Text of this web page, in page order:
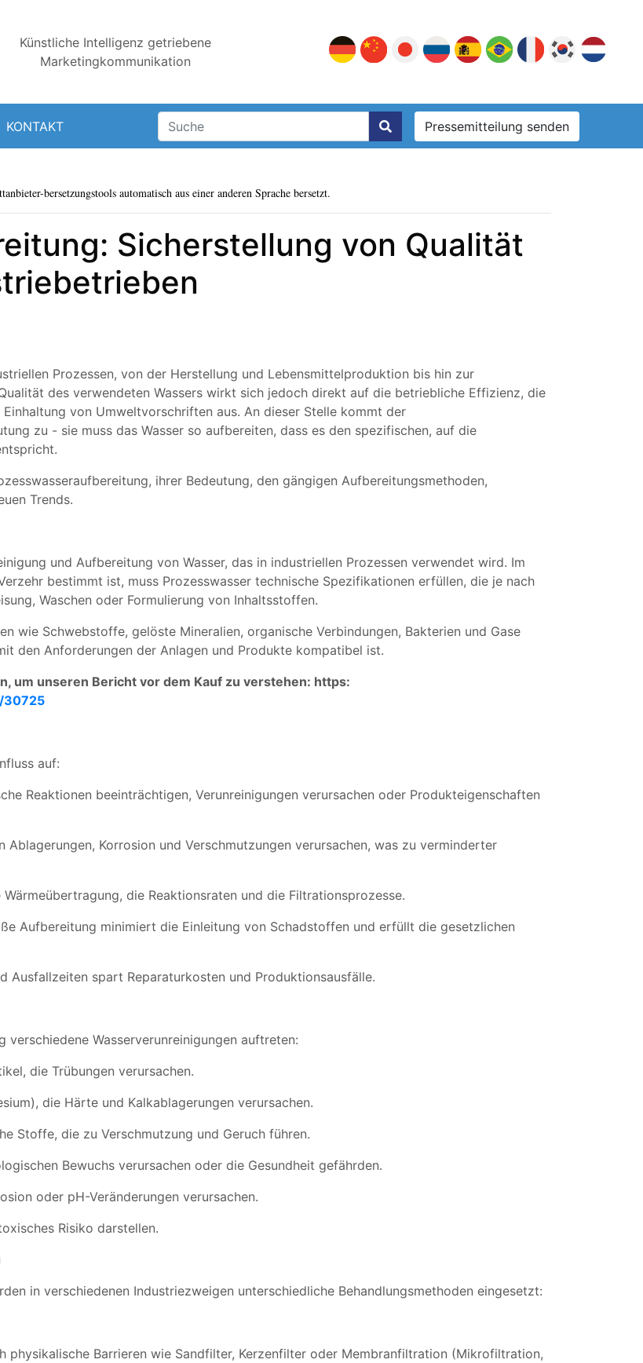
Künstliche Intelligenz getriebene
Marketingkommunikation
KONTAKT Pressemitteilung senden
bersetzungstools automatisch aus einer anderen Sprache bersetzt.
Sicherstellung von Qualität
Prozessen, von der Herstellung und Lebensmittelproduktion bis hin zur
des verwendeten Wassers wirkt sich jedoch direkt auf die betriebliche Effizienz, die
von Umweltvorschriften aus. An dieser Stelle kommt der
zu - sie muss das Wasser so aufbereiten, dass es den spezifischen, auf die
ihrer Bedeutung, den gängigen Aufbereitungsmethoden,
Trends.
und Aufbereitung von Wasser, das in industriellen Prozessen verwendet wird. Im
bestimmt ist, muss Prozesswasser technische Spezifikationen erfüllen, die je nach
Waschen oder Formulierung von Inhaltsstoffen.
wie Schwebstoffe, gelöste Mineralien, organische Verbindungen, Bakterien und Gase
den Anforderungen der Anlagen und Produkte kompatibel ist.
um unseren Bericht vor dem Kauf zu verstehen: https:
30725
auf:
Reaktionen beeinträchtigen, Verunreinigungen verursachen oder Produkteigenschaften
Ablagerungen, Korrosion und Verschmutzungen verursachen, was zu verminderter
die Reaktionsraten und die Filtrationsprozesse.
Aufbereitung minimiert die Einleitung von Schadstoffen und erfüllt die gesetzlichen
Ausfallzeiten spart Reparaturkosten und Produktionsausfälle.
verschiedene Wasserverunreinigungen auftreten:
die Trübungen verursachen.
die Härte und Kalkablagerungen verursachen.
Stoffe, die zu Verschmutzung und Geruch führen.
Bewuchs verursachen oder die Gesundheit gefährden.
oder pH-Veränderungen verursachen.
Risiko darstellen.
in verschiedenen Industriezweigen unterschiedliche Behandlungsmethoden eingesetzt:
Barrieren wie Sandfilter, Kerzenfilter oder Membranfiltration (Mikrofiltration,